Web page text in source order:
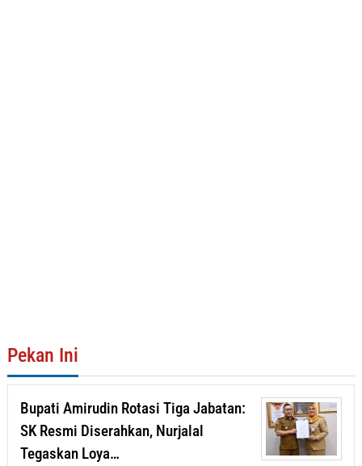
Pekan Ini
Bupati Amirudin Rotasi Tiga Jabatan:
SK Resmi Diserahkan, Nurjalal
Tegaskan Loya…